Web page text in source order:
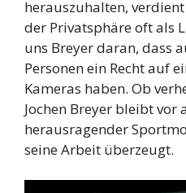
herauszuhalten,
der Privatsphäre oft als
uns Breyer daran, dass
Personen ein Recht auf
Kameras haben. Ob
Jochen Breyer bleibt vor
herausragender
seine Arbeit überzeugt.